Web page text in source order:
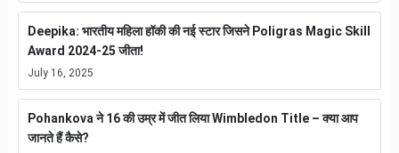
Deepika: भारतीय महिला हॉकी की नई स्टार जिसने Poligras Magic Skill
Award 2024-25 जीता!
July 16, 2025
Pohankova ने 16 की उम्र में जीत लिया Wimbledon Title – क्या आप
जानते हैं कैसे?